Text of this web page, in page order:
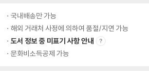
국내배송만 가능
해외 거래처 사정에 의하여 품절/지연 가능
도서 정보 중 미표기 사항 안내
문화비소득공제 가능